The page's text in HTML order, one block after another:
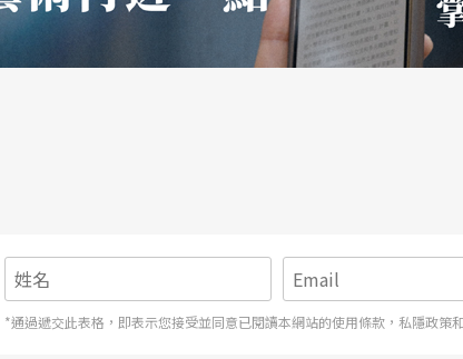
*通過遞交此表格，即表示您接受並同意已閱讀本網站的使用條款，私隱政策